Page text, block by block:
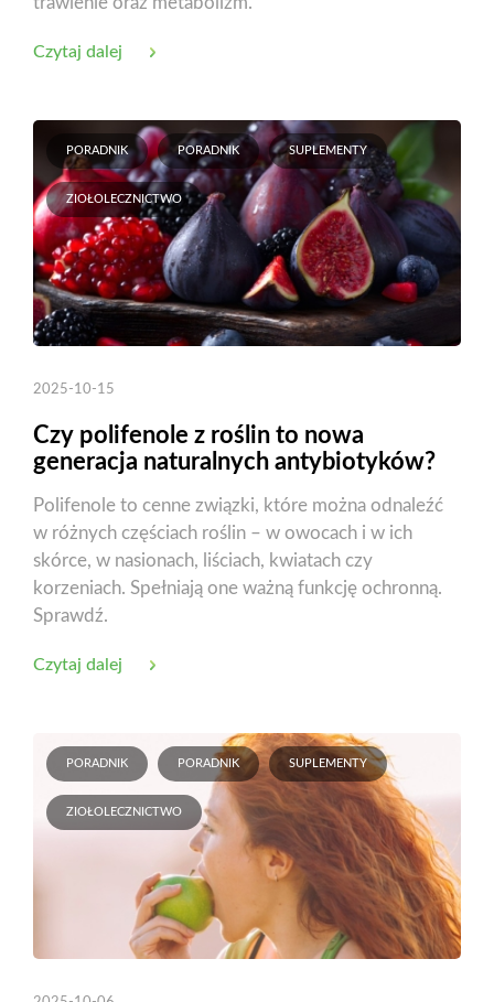
Czytaj dalej
PORADNIK PORADNIK SUPLEMENTY
ZIOŁOLECZNICTWO
2025-10-15
Czy polifenole z roślin to nowa
generacja naturalnych antybiotyków?
Polifenole to cenne związki, które można odnaleźć
w różnych częściach roślin – w owocach i w ich
skórce, w nasionach, liściach, kwiatach czy
korzeniach. Spełniają one ważną funkcję ochronną.
Sprawdź.
Czytaj dalej
PORADNIK PORADNIK SUPLEMENTY
ZIOŁOLECZNICTWO